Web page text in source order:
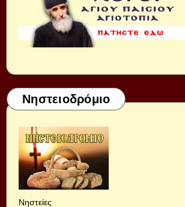
Νηστειοδρόμιο
Νηστείες